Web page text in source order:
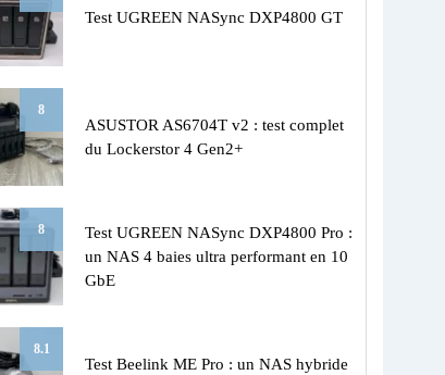
Test UGREEN NASync DXP4800 GT
8
ASUSTOR AS6704T v2 : test complet
du Lockerstor 4 Gen2+
8
Test UGREEN NASync DXP4800 Pro :
un NAS 4 baies ultra performant en 10
GbE
8.1
Test Beelink ME Pro : un NAS hybride